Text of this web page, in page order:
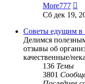
More777
к
Сб дек 19,
Советы едущим
Делимся
отзывы об
качественные/
136 Темы
3801